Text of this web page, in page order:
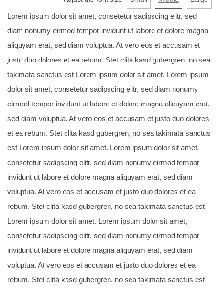
Lorem ipsum dolor sit amet, consetetur sadipscing elitr, sed
diam nonumy eirmod tempor invidunt ut labore et dolore magna
aliquyam erat, sed diam voluptua. At vero eos et accusam et
justo duo dolores et ea rebum. Stet clita kasd gubergren, no sea
takimata sanctus est Lorem ipsum dolor sit amet. Lorem ipsum
dolor sit amet, consetetur sadipscing elitr, sed diam nonumy
eirmod tempor invidunt ut labore et dolore magna aliquyam erat,
sed diam voluptua. At vero eos et accusam et justo duo dolores
et ea rebum. Stet clita kasd gubergren, no sea takimata sanctus
est Lorem ipsum dolor sit amet. Lorem ipsum dolor sit amet,
consetetur sadipscing elitr, sed diam nonumy eirmod tempor
invidunt ut labore et dolore magna aliquyam erat, sed diam
voluptua. At vero eos et accusam et justo duo dolores et ea
rebum. Stet clita kasd gubergren, no sea takimata sanctus est
Lorem ipsum dolor sit amet. Lorem ipsum dolor sit amet,
consetetur sadipscing elitr, sed diam nonumy eirmod tempor
invidunt ut labore et dolore magna aliquyam erat, sed diam
voluptua. At vero eos et accusam et justo duo dolores et ea
rebum. Stet clita kasd gubergren, no sea takimata sanctus est